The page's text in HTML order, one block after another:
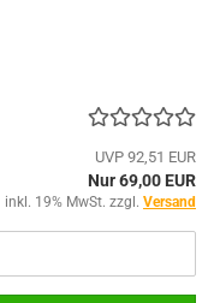
UVP 92,51 EUR
Nur 69,00 EUR
inkl. 19% MwSt. zzgl. Versand